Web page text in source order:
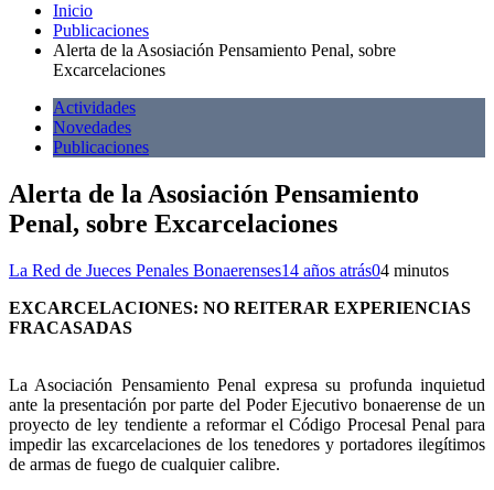
Inicio
Publicaciones
Alerta de la Asosiación Pensamiento Penal, sobre
Excarcelaciones
Actividades
Novedades
Publicaciones
Alerta de la Asosiación Pensamiento
Penal, sobre Excarcelaciones
La Red de Jueces Penales Bonaerenses14 años atrás04 minutos
EXCARCELACIONES: NO REITERAR EXPERIENCIAS
FRACASADAS
La Asociación Pensamiento Penal expresa su profunda inquietud
ante la presentación por parte del Poder Ejecutivo bonaerense de un
proyecto de ley tendiente a reformar el Código Procesal Penal para
impedir las excarcelaciones de los tenedores y portadores ilegítimos
de armas de fuego de cualquier calibre.